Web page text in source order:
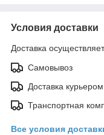
Условия доставки
Доставка
Самовывоз
Доставка курьером
Транспортная
Все условия